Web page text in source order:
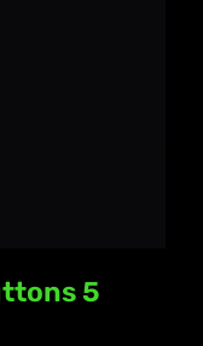
5 Hyperesponse Buttons